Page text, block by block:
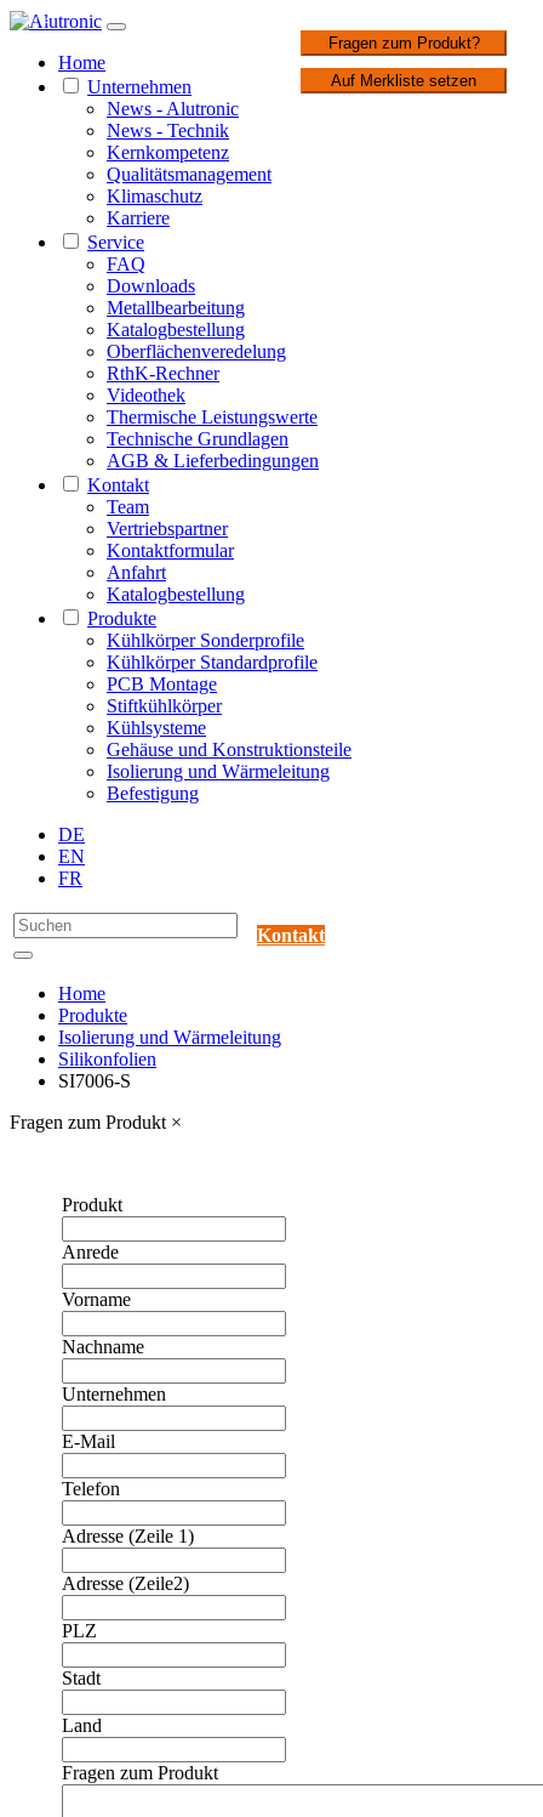
Home
Unternehmen
News - Alutronic
News - Technik
Kernkompetenz
Qualitätsmanagement
Klimaschutz
Karriere
Service
FAQ
Downloads
Metallbearbeitung
Katalogbestellung
Oberflächenveredelung
RthK-Rechner
Videothek
Thermische Leistungswerte
Technische Grundlagen
AGB & Lieferbedingungen
Kontakt
Team
Vertriebspartner
Kontaktformular
Anfahrt
Katalogbestellung
Produkte
Kühlkörper Sonderprofile
Kühlkörper Standardprofile
PCB Montage
Stiftkühlkörper
Kühlsysteme
Gehäuse und Konstruktionsteile
Isolierung und Wärmeleitung
Befestigung
DE
EN
FR
Kontakt
Home
Produkte
Isolierung und Wärmeleitung
Silikonfolien
SI7006-S
Fragen zum Produkt ×
Produkt
Anrede
Vorname
Nachname
Unternehmen
E-Mail
Telefon
Adresse (Zeile 1)
Adresse (Zeile2)
PLZ
Stadt
Land
Fragen zum Produkt
Fragen zum Produkt?
Auf Merkliste setzen
1 / 2